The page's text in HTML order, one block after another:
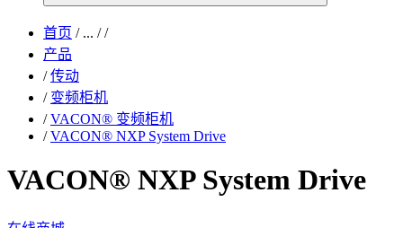
首页 /... / /
产品
/ 传动
/ 变频柜机
/ VACON® 变频柜机
/ VACON® NXP System Drive
VACON® NXP System Drive